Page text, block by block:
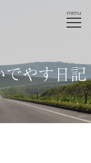
menu
やす日記